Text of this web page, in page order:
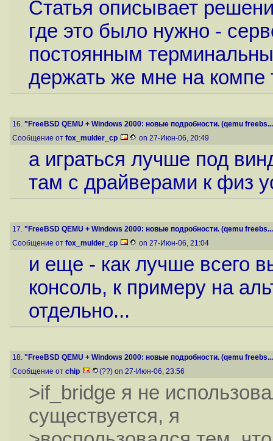
Статья описывает
где это было нужно -
постоянным
держать же мне на
16. "FreeBSD QEMU + Windows 2000: новые подробности. (qemu
Сообщение от fox_mulder_cp on 27-Июн-06, 20:49
а играться лучше под
там с драйверами к физ
17. "FreeBSD QEMU + Windows 2000: новые подробности. (qemu
Сообщение от fox_mulder_cp on 27-Июн-06, 21:04
и еще - как лучше всего
консоль, к примеру на
отдельно...
18. "FreeBSD QEMU + Windows 2000: новые подробности. (qemu
Сообщение от chip (??) on 27-Июн-06, 23:56
>if_bridge я не
существуется, я